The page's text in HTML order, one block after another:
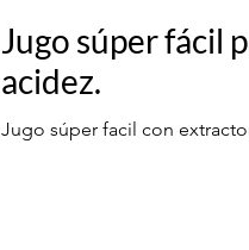
Jugo súper fácil
acidez.
Jugo súper facil con